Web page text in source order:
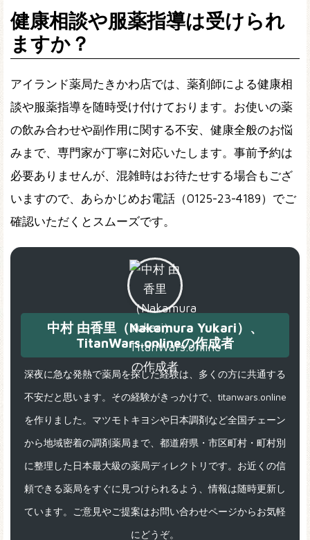
健康相談や服薬指導は受けられ
ますか？
アイランド薬局たきかわ店では、薬剤師による健康相
談や服薬指導を随時受け付けております。お使いの薬
の飲み合わせや副作用に関する不安、健康全般のお悩
みまで、専門家が丁寧に対応いたします。事前予約は
必要ありませんが、混雑時はお待たせする場合もござ
いますので、あらかじめお電話（0125-23-4189）でご
確認いただくとスムーズです。
中村 由香里（Nakamura Yukari）、
TitanWars.onlineの作成者
深夜に急な発熱で薬局を探した経験は、多くの方に共通する
不安だと思います。その経験がきっかけで、titanwars.online
を作りました。マツモトキヨシや日本調剤など全国チェーン
から地域密着の調剤薬局まで、都道府県・市区町村・町村別
に整理した日本最大級の薬局ディレクトリです。お近くの信
頼できる薬局をすぐに見つけられるよう、情報は随時更新し
ています。ご意見やご提案はお問い合わせページからお気軽
にどうぞ。